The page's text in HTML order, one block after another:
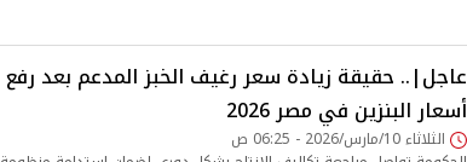
عاجل|.. حقيقة زيادة سعر رغيف الخبز المدعم بعد رفع
أسعار البنزين في مصر 2026
الثلاثاء 10/مارس/2026 - 06:25 ص